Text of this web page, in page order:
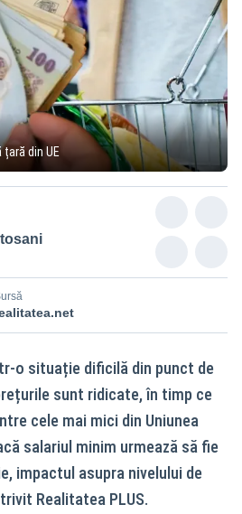
din UE
o situație dificilă din punct de
sunt ridicate, în timp ce
cele mai mici din Uniunea
salariul minim urmează să fie
impactul asupra nivelului de
Realitatea PLUS.